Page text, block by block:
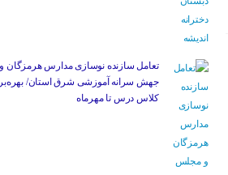
تعامل سازنده نوسازی مدارس هرمزگان
کلاس درس تا مهرماه